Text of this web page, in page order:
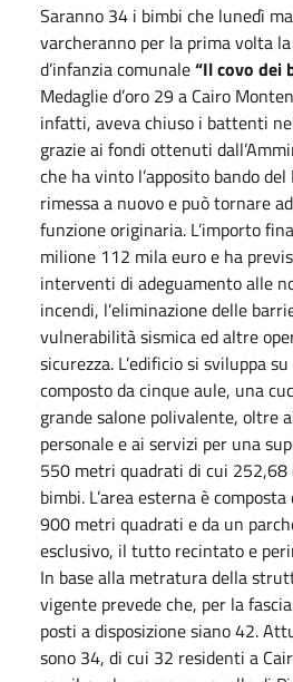
Saranno 34 i bimbi che lunedì
varcheranno per la prima volta
d’infanzia comunale“Il covo dei
Medaglie d’oro 29 a Cairo
infatti, aveva chiuso i battenti
grazie ai fondi ottenuti
che ha vinto l’apposito bando
rimessa a nuovo e può tornare
funzione originaria. L’importo
milione 112 mila euro e ha
interventi di adeguamento alle
incendi, l’eliminazione delle
vulnerabilità sismica ed altre
sicurezza. L’edificio si sviluppa
composto da cinque aule, una
grande salone polivalente, oltre
personale e ai servizi per una
550 metri quadrati di cui 252,68
bimbi. L’area esterna è
900 metri quadrati e da un
esclusivo, il tutto recintato e
In base alla metratura della
vigente prevede che, per la
posti a disposizione siano 42.
sono 34, di cui 32 residenti a